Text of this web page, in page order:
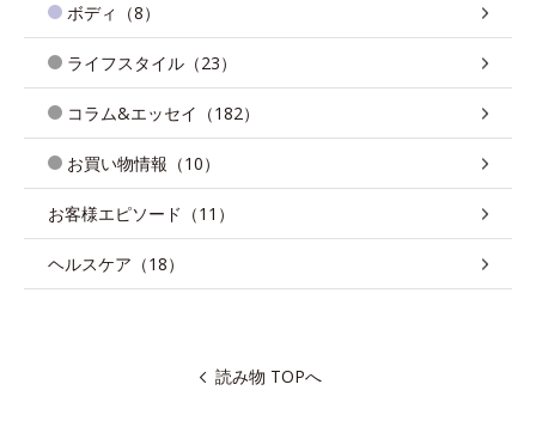
ボディ（8）
ライフスタイル（23）
コラム&エッセイ（182）
お買い物情報（10）
お客様エピソード（11）
ヘルスケア（18）
読み物 TOPへ